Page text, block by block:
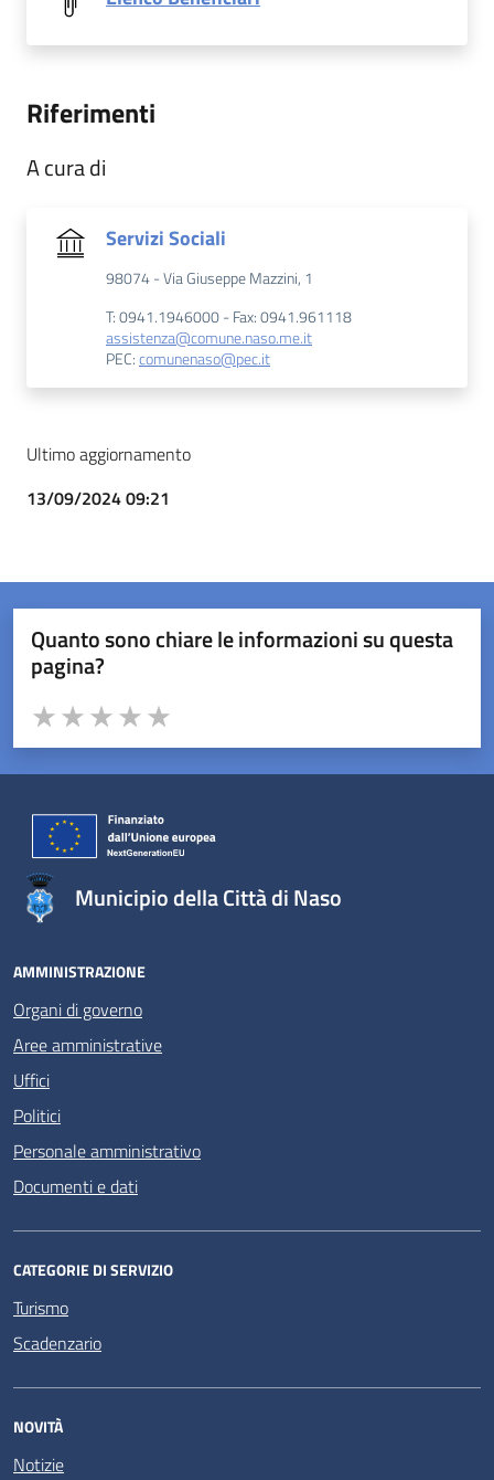
Riferimenti
A cura di
Servizi Sociali
98074 - Via Giuseppe Mazzini, 1
T: 0941.1946000 - Fax: 0941.961118
assistenza@comune.naso.me.it
PEC:comunenaso@pec.it
Ultimo aggiornamento
13/09/2024 09:21
Quanto sono chiare le informazioni su questa
pagina?
Valuta da 1 a 5 stelle la pagina
Valuta 5 stelle su 5
Valuta 4 stelle su 5
Valuta 3 stelle su 5
Valuta 2 stelle su 5
Valuta 1 stelle su 5
Municipio della Città di Naso
AMMINISTRAZIONE
Organi di governo
Aree amministrative
Uffici
Politici
Personale amministrativo
Documenti e dati
CATEGORIE DI SERVIZIO
Turismo
Scadenzario
NOVITÀ
Notizie